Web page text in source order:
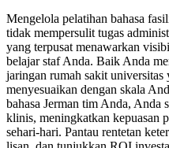
Mengelola pelatihan bahasa
tidak mempersulit tugas
yang terpusat menawarkan
belajar staf Anda. Baik Anda
jaringan rumah sakit
menyesuaikan dengan skala
bahasa Jerman tim Anda, Anda
klinis, meningkatkan kepuasan
sehari-hari. Pantau rentetan